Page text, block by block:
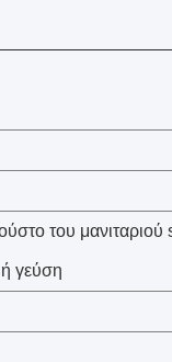
του
γεύση